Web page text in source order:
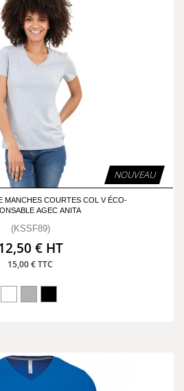
NOUVEAU
MANCHES COURTES COL V ÉCO-
AGEC ANITA
(KSSF89)
€ HT
15,00 € TTC